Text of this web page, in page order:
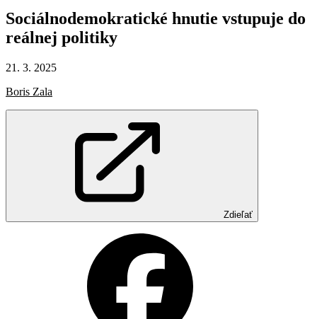
Sociálno­demokratické hnutie vstupuje do
reálnej politiky
21. 3. 2025
Boris Zala
Zdieľať